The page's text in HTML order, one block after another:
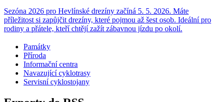
Sezóna 2026 pro Hevlínské drezíny začíná 5. 5. 2026. Máte
příležitost si zapůjčit drezíny, které pojmou až šest osob. Ideální pro
rodiny a přátele, kteří chtějí zažít zábavnou jízdu po okolí.
Památky
Příroda
Informační centra
​​Navazující cyklotrasy
Servisní cyklostojany